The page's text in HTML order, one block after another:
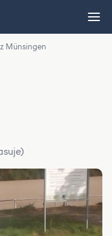
Münsingen